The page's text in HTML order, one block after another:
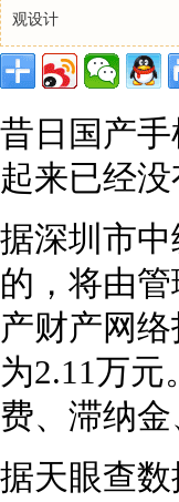
观设计
昔日国产
起来已经没
据深圳市
的，将由
产财产网
为2.11万
费、滞纳
据天眼查